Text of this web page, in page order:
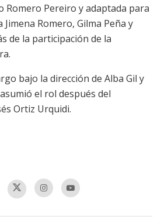
Romero Pereiro y adaptada para
Romero, Gilma Peña y
de la participación de la
bajo la dirección de Alba Gil y
el rol después del
Ortiz Urquidi.